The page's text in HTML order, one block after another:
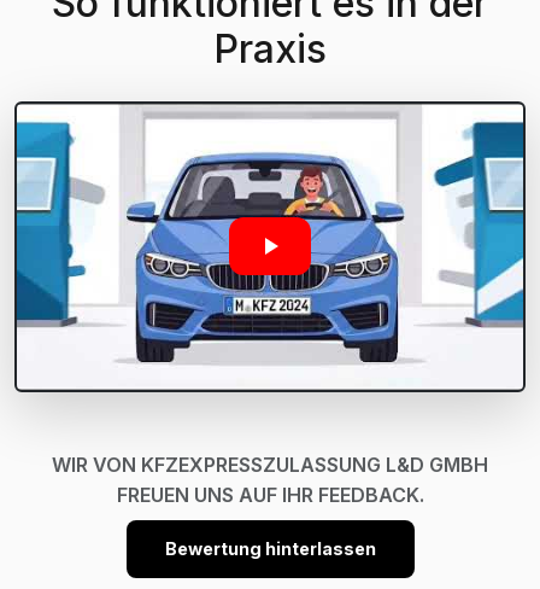
Praxis
WIR VON KFZEXPRESSZULASSUNG L&D GMBH
FREUEN UNS AUF IHR FEEDBACK.
Bewertung hinterlassen